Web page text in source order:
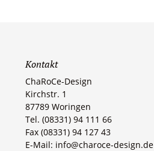
Kontakt
ChaRoCe-Design
Kirchstr. 1
87789 Woringen​
Tel. (08331) 94 111 66
Fax (08331) 94 127 43
E-Mail: info@charoce-design.de